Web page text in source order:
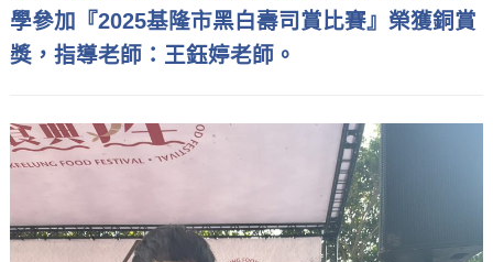
學參加『2025基隆市黑白壽司賞比賽』榮獲銅賞
獎，指導老師：王鈺婷老師。